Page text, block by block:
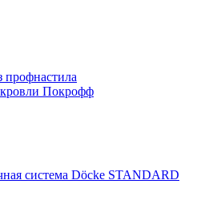
профнастила
Покрофф
система Döcke STANDARD